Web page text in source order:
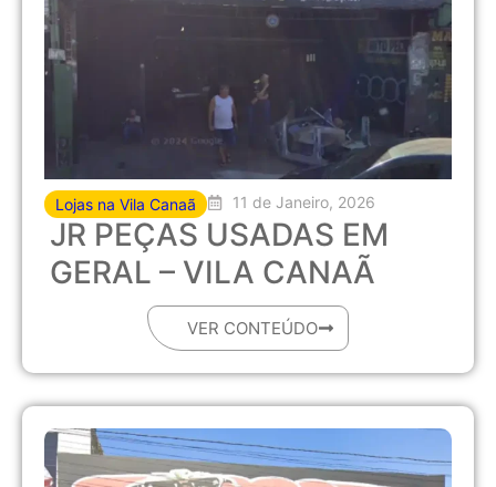
Lojas na Vila Canaã 11 de Janeiro, 2026
JR PEÇAS USADAS EM
GERAL – VILA CANAÃ
VER CONTEÚDO